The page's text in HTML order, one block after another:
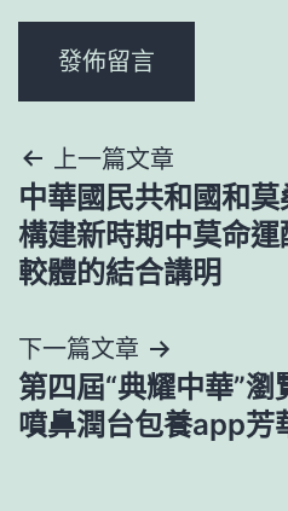
文
章
導
覽
上一篇文章
中華國民共和國和
構建新時期中莫命
較體的結合講明
下一篇文章
第四屆“典耀中華”
噴鼻潤台包養app芳